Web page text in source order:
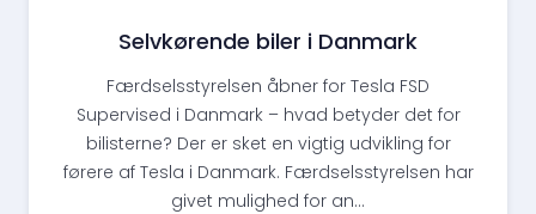
Selvkørende biler i Danmark
Færdselsstyrelsen åbner for Tesla FSD
Supervised i Danmark – hvad betyder det for
bilisterne? Der er sket en vigtig udvikling for
førere af Tesla i Danmark. Færdselsstyrelsen har
givet mulighed for an...